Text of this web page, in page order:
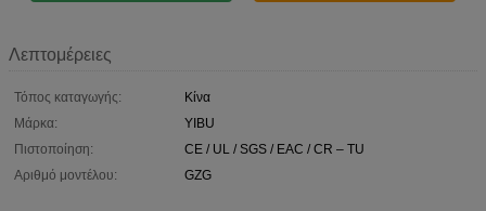
Λεπτομέρειες
Τόπος καταγωγής:
Κίνα
Μάρκα:
YIBU
Πιστοποίηση:
CE / UL / SGS / EAC / CR – TU
Αριθμό μοντέλου:
GZG